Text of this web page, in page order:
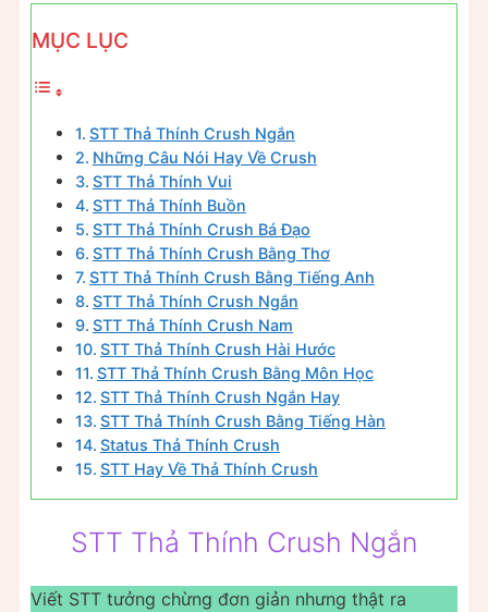
MỤC LỤC
STT Thả Thính Crush Ngắn
Những Câu Nói Hay Về Crush
STT Thả Thính Vui
STT Thả Thính Buồn
STT Thả Thính Crush Bá Đạo
STT Thả Thính Crush Bằng Thơ
STT Thả Thính Crush Bằng Tiếng Anh
STT Thả Thính Crush Ngắn
STT Thả Thính Crush Nam
STT Thả Thính Crush Hài Hước
STT Thả Thính Crush Bằng Môn Học
STT Thả Thính Crush Ngắn Hay
STT Thả Thính Crush Bằng Tiếng Hàn
Status Thả Thính Crush
STT Hay Về Thả Thính Crush
STT Thả Thính Crush Ngắn
Viết STT tưởng chừng đơn giản nhưng thật ra